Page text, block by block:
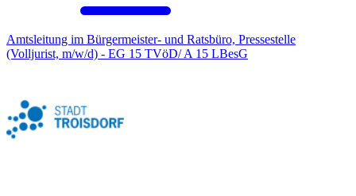
Amtsleitung im Bürgermeister- und Ratsbüro, Pressestelle
(Volljurist, m/w/d) - EG 15 TVöD/ A 15 LBesG